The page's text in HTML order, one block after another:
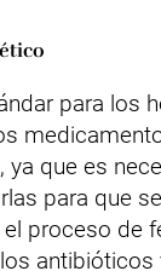
para los
ya que es
para que
proceso de